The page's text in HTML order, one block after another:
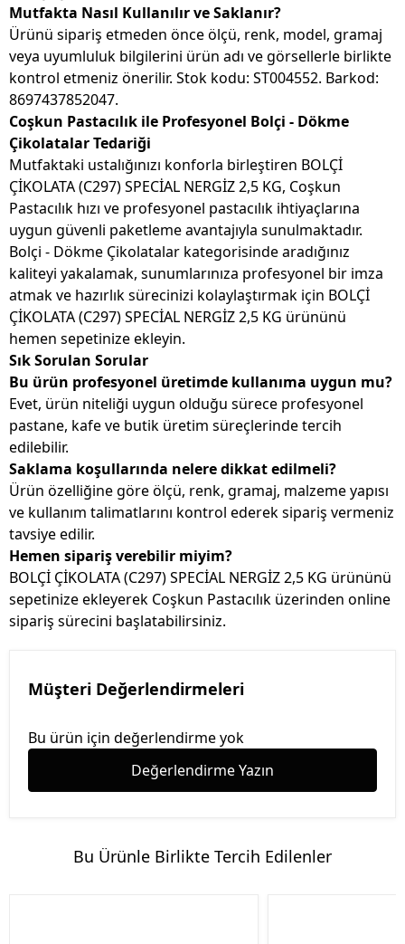
Mutfakta Nasıl Kullanılır ve Saklanır?
Ürünü sipariş etmeden önce ölçü, renk, model, gramaj
veya uyumluluk bilgilerini ürün adı ve görsellerle birlikte
kontrol etmeniz önerilir. Stok kodu: ST004552. Barkod:
8697437852047.
Coşkun Pastacılık ile Profesyonel Bolçi - Dökme
Çikolatalar Tedariği
Mutfaktaki ustalığınızı konforla birleştiren BOLÇİ
ÇİKOLATA (C297) SPECİAL NERGİZ 2,5 KG, Coşkun
Pastacılık hızı ve profesyonel pastacılık ihtiyaçlarına
uygun güvenli paketleme avantajıyla sunulmaktadır.
Bolçi - Dökme Çikolatalar kategorisinde aradığınız
kaliteyi yakalamak, sunumlarınıza profesyonel bir imza
atmak ve hazırlık sürecinizi kolaylaştırmak için BOLÇİ
ÇİKOLATA (C297) SPECİAL NERGİZ 2,5 KG ürününü
hemen sepetinize ekleyin.
Sık Sorulan Sorular
Bu ürün profesyonel üretimde kullanıma uygun mu?
Evet, ürün niteliği uygun olduğu sürece profesyonel
pastane, kafe ve butik üretim süreçlerinde tercih
edilebilir.
Saklama koşullarında nelere dikkat edilmeli?
Ürün özelliğine göre ölçü, renk, gramaj, malzeme yapısı
ve kullanım talimatlarını kontrol ederek sipariş vermeniz
tavsiye edilir.
Hemen sipariş verebilir miyim?
BOLÇİ ÇİKOLATA (C297) SPECİAL NERGİZ 2,5 KG ürününü
sepetinize ekleyerek Coşkun Pastacılık üzerinden online
sipariş sürecini başlatabilirsiniz.
Müşteri Değerlendirmeleri
Bu ürün için değerlendirme yok
Değerlendirme Yazın
Bu Ürünle Birlikte Tercih Edilenler